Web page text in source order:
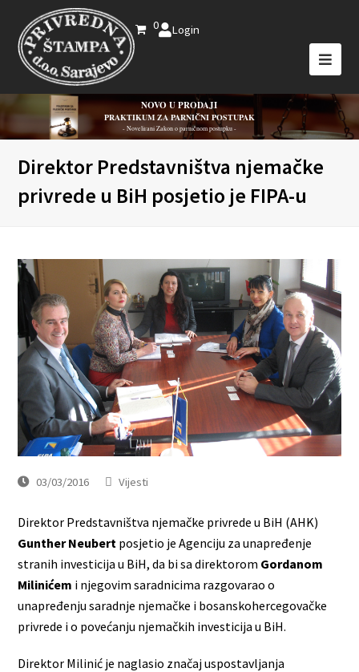
0 Login
NOVO U PRODAJI
PRAKTIKUM ZA PARNIČNI POSTUPAK
- Novelirani Zakon o parničnom postupku -
Direktor Predstavništva njemačke
privrede u BiH posjetio je FIPA-u
03/03/2016 Vijesti
Direktor Predstavništva njemačke privrede u BiH (AHK)
Gunther Neubert posjetio je Agenciju za unapređenje
stranih investicija u BiH, da bi sa direktorom Gordanom
Milinićem i njegovim saradnicima razgovarao o
unapređenju saradnje njemačke i bosanskohercegovačke
privrede i o povećanju njemačkih investicija u BiH.
Direktor Milinić je naglasio značaj uspostavljanja